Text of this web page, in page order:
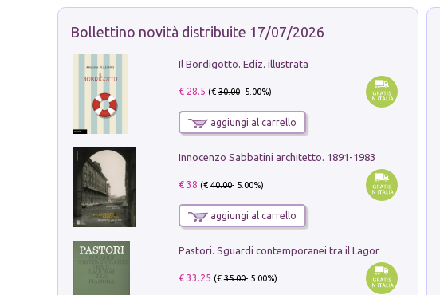
Bollettino novità distribuite 17/07/2026
Il Bordigotto. Ediz. illustrata
€ 28.5 (€30.00- 5.00%)
aggiungi al carrello
Innocenzo Sabbatini architetto. 1891-1983
€ 38 (€40.00- 5.00%)
aggiungi al carrello
Pastori. Sguardi contemporanei tra il Lagorai e la pianura. Ediz. illustrata
€ 33.25 (€35.00- 5.00%)